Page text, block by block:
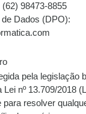
(62) 98473-8855
Dados (DPO):
pela legislação
Lei nº 13.709/2018
para resolver